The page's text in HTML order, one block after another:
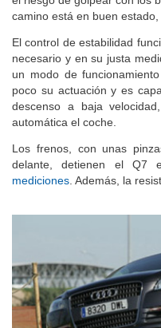
camino está en buen
El control de estabilidad
necesario y en su justa
un modo de
poco su actuación y es
descenso a baja
automática el coche.
Los frenos, con unas
delante, detienen el Q7
mediciones . Además, la